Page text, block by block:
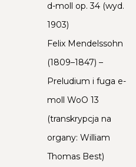
d-moll op. 34 (wyd.
1903)
Felix Mendelssohn
(1809–1847) –
Preludium i fuga e-
moll WoO 13
(transkrypcja na
organy: William
Thomas Best)